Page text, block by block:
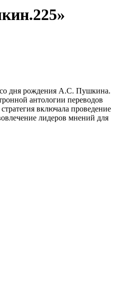
дня рождения А.С. Пушкина.
антологии переводов
включала проведение
лидеров мнений для